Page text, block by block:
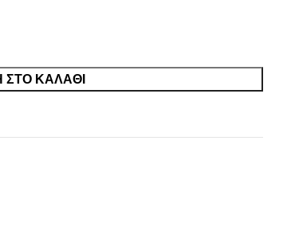
ΚΑΛΆΘΙ